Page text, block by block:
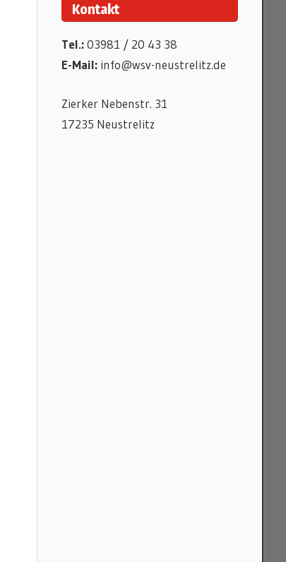
Kontakt
Tel.:03981 / 20 43 38
E-Mail: info@wsv-neustrelitz.de
Zierker Nebenstr. 31
17235 Neustrelitz